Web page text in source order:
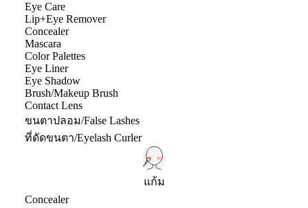
Eye Care
Lip+Eye Remover
Concealer
Mascara
Color Palettes
Eye Liner
Eye Shadow
Brush/Makeup Brush
Contact Lens
ขนตาปลอม/False Lashes
ที่ดัดขนตา/Eyelash Curler
แก้ม
Concealer